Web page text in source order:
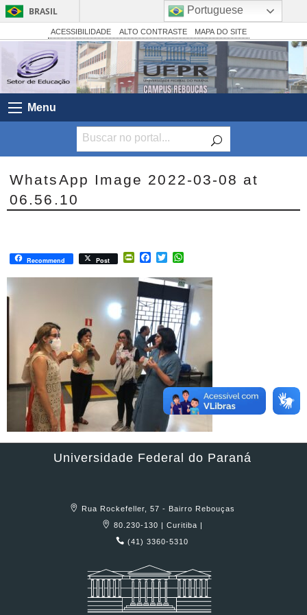
BRASIL
Simplifique!
Comunica BR
Participe
Acesso à informação
Canais
ACESSIBILIDADE ALTO CONTRASTE MAPA DO SITE
Menu
WhatsApp Image 2022-03-08 at
06.56.10
Recommend Post PrintFriendly
Facebook
Twitter
Universidade Federal do Paraná
Rua Rockefeller, 57 - Bairro Rebouças
80.230-130 | Curitiba |
(41) 3360-5310
Portuguese